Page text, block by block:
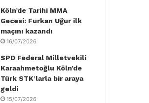
Köln’de Tarihi MMA
Gecesi: Furkan Uğur ilk
maçını kazandı
16/07/2026
SPD Federal Milletvekili
Karaahmetoğlu Köln’de
Türk STK’larla bir araya
geldi
15/07/2026